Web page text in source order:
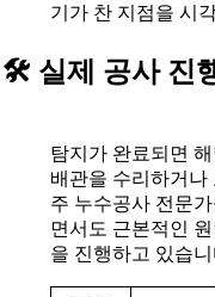
기가 찬 지점을 시
🛠️ 실제 공사 진
탐지가 완료되면
배관을 수리하거나
주 누수공사 전문
면서도 근본적인
을 진행하고 있습니